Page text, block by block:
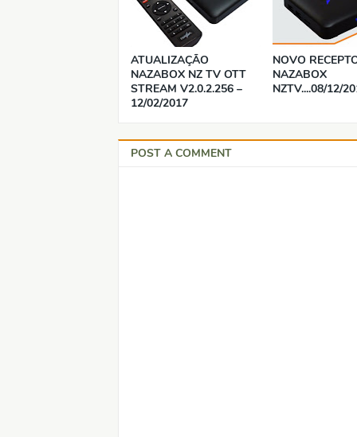
ATUALIZAÇÃO
NAZABOX NZ TV OTT
STREAM V2.0.2.256 –
12/02/2017
NOVO
NAZABOX
NZTV....08/12/
POST A COMMENT